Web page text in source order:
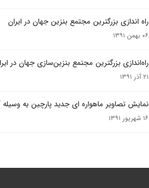
راه اندازی بزرگترین مجتمع بنزین جهان در ایران
۰۶ بهمن ۱۳۹۱
راه‌اندازی بزرگترین مجتمع بنزین‌سازی جهان در
۲۱ آذر ۱۳۹۱
نمایش تصاویر ماهواره ای جدید پارچین به
۱۶ شهریور ۱۳۹۱